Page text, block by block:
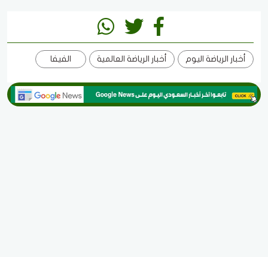
أخبار الرياضة اليوم أخبار الرياضة العالمية الفيفا